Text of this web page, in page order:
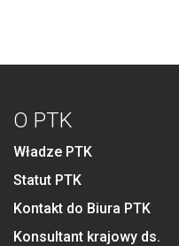
O PTK
Władze PTK
Statut PTK
Kontakt do Biura PTK
Konsultant krajowy ds.